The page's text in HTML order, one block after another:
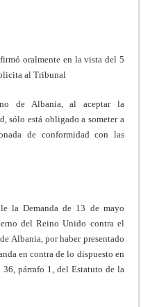
oralmente en la vista del 5
al Tribunal
de Albania, al aceptar la
sólo está obligado a someter a
de conformidad con las
la Demanda de 13 de mayo
del Reino Unido contra el
Albania, por haber presentado
en contra de lo dispuesto en
párrafo 1, del Estatuto de la